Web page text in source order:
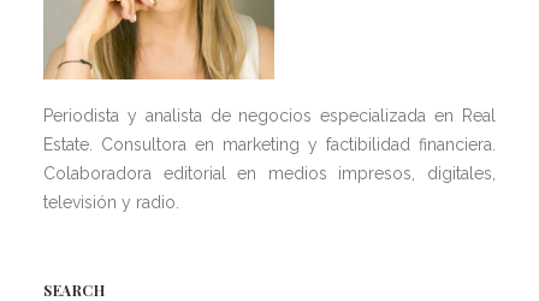
Periodista y analista de negocios especializada en Real
Estate. Consultora en marketing y factibilidad financiera.
Colaboradora editorial en medios impresos, digitales,
televisión y radio.
SEARCH